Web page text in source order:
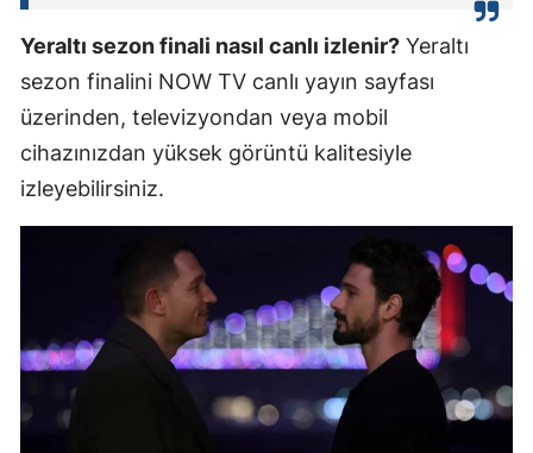
Yeraltı sezon finali nasıl canlı izlenir? Yeraltı
sezon finalini NOW TV canlı yayın sayfası
üzerinden, televizyondan veya mobil
cihazınızdan yüksek görüntü kalitesiyle
izleyebilirsiniz.